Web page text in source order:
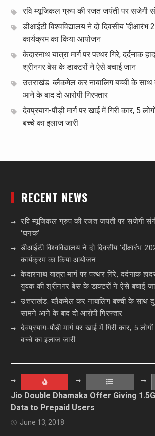
रवि म्यूजिकल ग्रुप की रजत जयंती पर सजेगी
डीआईटी विश्वविद्यालय ने दो दिवसीय
कार्यक्रम का किया आयोजन
केदारनाथ यात्रा मार्ग पर पत्थर गिरे, दर्दनाक
श्रीनगर बेस के डाक्टरों ने ऐसे बचाई जान
उत्तराखंड: ब्लैकमेल कर नाबालिग बच्ची के साथ
आने के बाद दो आरोपी गिरफ्तार
देवप्रयाग-पौड़ी मार्ग पर खाई में गिरी कार, 5
बच्चे का इलाज जारी
RECENT NEWS
रवि म्यूजिकल ग्रुप की रजत जयंती पर सजेगी
‘घनक’
डीआईटी विश्वविद्यालय ने दो दिवसीय ‘दीक्षारंभ
कार्यक्रम का किया आयोजन
केदारनाथ यात्रा मार्ग पर पत्थर गिरे, दर्दनाक
युवक की श्रीनगर बेस के डाक्टरों ने ऐसे बचाई
उत्तराखंड: ब्लैकमेल कर नाबालिग बच्ची के साथ
सामने आने के बाद दो आरोपी गिरफ्तार
देवप्रयाग-पौड़ी मार्ग पर खाई में गिरी कार, 5
बच्चे का इलाज जारी
Jio Double Dhamaka Offer Giving
Data to Prepaid Users
June 13, 2018